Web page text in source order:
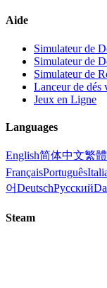
Aide
Simulateur de
Simulateur de
Simulateur de
Lanceur de dés
Jeux en Ligne
Languages
English简体中文繁
FrançaisPortuguês
어DeutschРусский
Steam